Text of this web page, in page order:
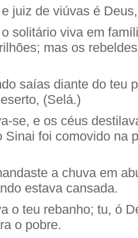
juiz de viúvas é
solitário viva em
mas os
saías diante do teu
(Selá.)
se, e os céus
Sinai foi comovido na
a chuva em
estava cansada.
o teu rebanho; tu, ó
o pobre.